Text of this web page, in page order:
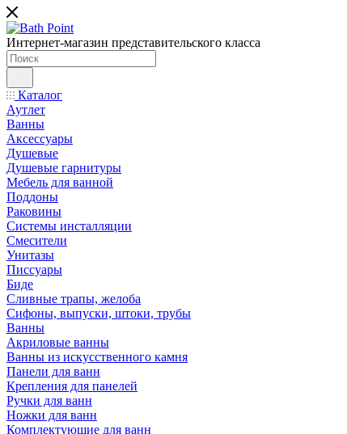
Интернет-магазин представительского класса
Каталог
Аутлет
Ванны
Аксессуары
Душевые
Душевые гарнитуры
Мебель для ванной
Поддоны
Раковины
Системы инсталляции
Смесители
Унитазы
Писсуары
Биде
Сливные трапы, желоба
Сифоны, выпуски, штоки, трубы
Ванны
Акриловые ванны
Ванны из искусственного камня
Панели для ванн
Крепления для панелей
Ручки для ванн
Ножки для ванн
Комплектующие для ванн